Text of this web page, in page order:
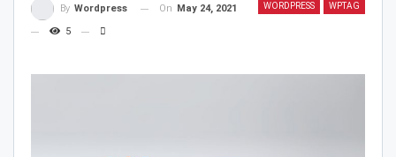
WORDPRESS WPTAG
By Wordpress On May 24, 2021
5